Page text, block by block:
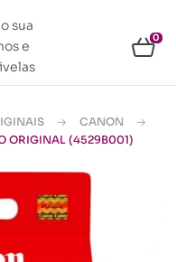
0
CANON
ORIGINAL (4529B001)